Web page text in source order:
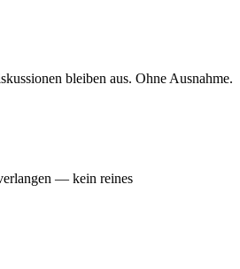
bleiben aus. Ohne Ausnahme.
— kein reines